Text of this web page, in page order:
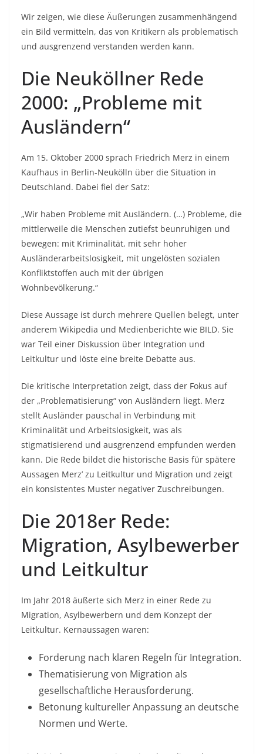
Wir zeigen, wie diese Äußerungen zusammenhängend
ein Bild vermitteln, das von Kritikern als problematisch
und ausgrenzend verstanden werden kann.
Die Neuköllner Rede
2000: „Probleme mit
Ausländern“
Am 15. Oktober 2000 sprach Friedrich Merz in einem
Kaufhaus in Berlin-Neukölln über die Situation in
Deutschland. Dabei fiel der Satz:
„Wir haben Probleme mit Ausländern. (…) Probleme, die
mittlerweile die Menschen zutiefst beunruhigen und
bewegen: mit Kriminalität, mit sehr hoher
Ausländerarbeitslosigkeit, mit ungelösten sozialen
Konfliktstoffen auch mit der übrigen
Wohnbevölkerung.“
Diese Aussage ist durch mehrere Quellen belegt, unter
anderem Wikipedia und Medienberichte wie BILD. Sie
war Teil einer Diskussion über Integration und
Leitkultur und löste eine breite Debatte aus.
Die kritische Interpretation zeigt, dass der Fokus auf
der „Problematisierung“ von Ausländern liegt. Merz
stellt Ausländer pauschal in Verbindung mit
Kriminalität und Arbeitslosigkeit, was als
stigmatisierend und ausgrenzend empfunden werden
kann. Die Rede bildet die historische Basis für spätere
Aussagen Merz’ zu Leitkultur und Migration und zeigt
ein konsistentes Muster negativer Zuschreibungen.
Die 2018er Rede:
Migration, Asylbewerber
und Leitkultur
Im Jahr 2018 äußerte sich Merz in einer Rede zu
Migration, Asylbewerbern und dem Konzept der
Leitkultur. Kernaussagen waren:
Forderung nach klaren Regeln für Integration.
Thematisierung von Migration als
gesellschaftliche Herausforderung.
Betonung kultureller Anpassung an deutsche
Normen und Werte.